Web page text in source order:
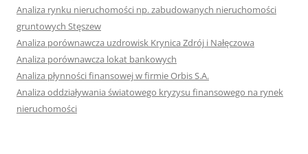
Analiza rynku nieruchomości np. zabudowanych nieruchomości
gruntowych Stęszew
Analiza porównawcza uzdrowisk Krynica Zdrój i Nałęczowa
Analiza porównawcza lokat bankowych
Analiza płynności finansowej w firmie Orbis S.A.
Analiza oddziaływania światowego kryzysu finansowego na rynek
nieruchomości